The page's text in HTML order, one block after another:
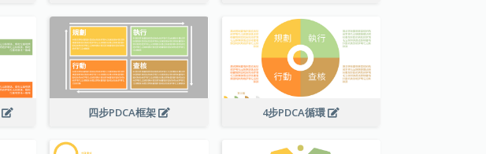
四步PDCA框架 4步PDCA循環